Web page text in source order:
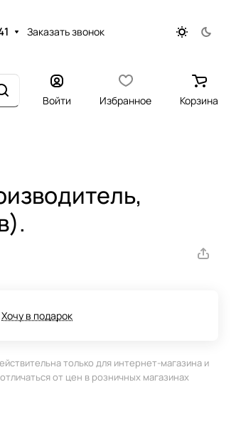
Заказать звонок
Войти Избранное Корзина
Хочу в подарок
только для интернет-магазина и
от цен в розничных магазинах